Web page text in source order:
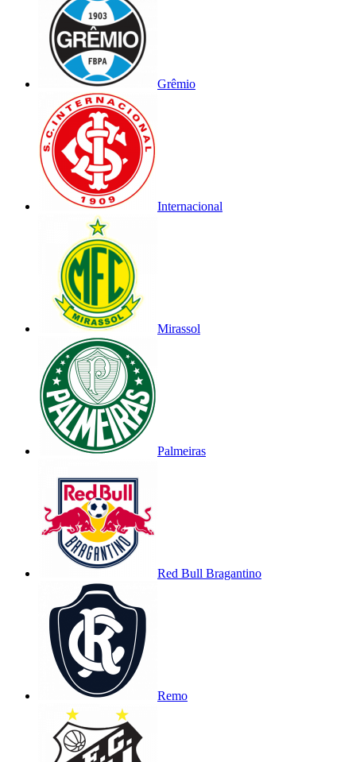
Grêmio
Internacional
Mirassol
Palmeiras
Red Bull Bragantino
Remo